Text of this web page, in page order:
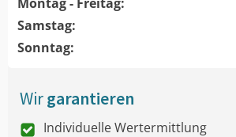
Samstag:
Sonntag:
Wirgarantieren
Individuelle Wertermittlung